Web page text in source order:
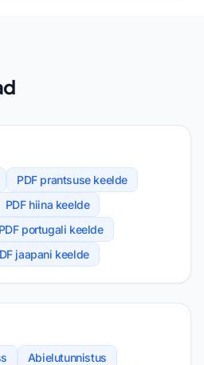
PDF prantsuse keelde
PDF hiina keelde
PDF portugali keelde
jaapani keelde
Abielutunnistus